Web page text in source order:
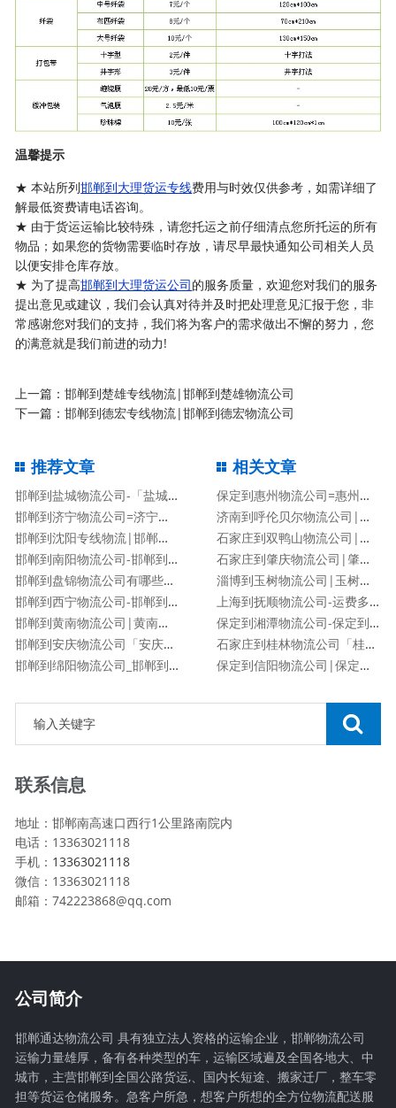
温馨提示
★ 本站所列邯郸到大理货运专线费用与时效仅供参考，如需详细了
解最低资费请电话咨询。
★ 由于货运运输比较特殊，请您托运之前仔细清点您所托运的所有
物品；如果您的货物需要临时存放，请尽早最快通知公司相关人员
以便安排仓库存放。
★ 为了提高邯郸到大理货运公司的服务质量，欢迎您对我们的服务
提出意见或建议，我们会认真对待并及时把处理意见汇报于您，非
常感谢您对我们的支持，我们将为客户的需求做出不懈的努力，您
的满意就是我们前进的动力!
上一篇：邯郸到楚雄专线物流|邯郸到楚雄物流公司
下一篇：邯郸到德宏专线物流|邯郸到德宏物流公司
推荐文章
邯郸到盐城物流公司-「盐城专线」
邯郸到济宁物流公司=济宁专线
邯郸到沈阳专线物流|邯郸到沈阳物流公司
邯郸到南阳物流公司-邯郸到南阳货运专线
邯郸到盘锦物流公司有哪些专线
邯郸到西宁物流公司-邯郸到西宁货运专线
邯郸到黄南物流公司|黄南专线
邯郸到安庆物流公司「安庆专线」
邯郸到绵阳物流公司_邯郸到绵阳物流专线
相关文章
保定到惠州物流公司=惠州专线
济南到呼伦贝尔物流公司|济南到呼伦贝尔物流专线
石家庄到双鸭山物流公司|石家庄到双鸭山货运专线
石家庄到肇庆物流公司|肇庆专线
淄博到玉树物流公司|玉树专线
上海到抚顺物流公司-运费多少「服务周到」
保定到湘潭物流公司-保定到湘潭货运专线
石家庄到桂林物流公司「桂林专线」
保定到信阳物流公司|保定到信阳物流专线
联系信息
地址：邯郸南高速口西行1公里路南院内
电话：13363021118
手机： 13363021118
微信：13363021118
邮箱：742223868@qq.com
公司简介
邯郸通达物流公司 具有独立法人资格的运输企业，邯郸物流公司
运输力量雄厚，备有各种类型的车，运输区域遍及全国各地大、中
城市，主营邯郸到全国公路货运,、国内长短途、搬家迁厂，整车零
担等货运仓储服务。急客户所急，想客户所想的全方位物流配送服